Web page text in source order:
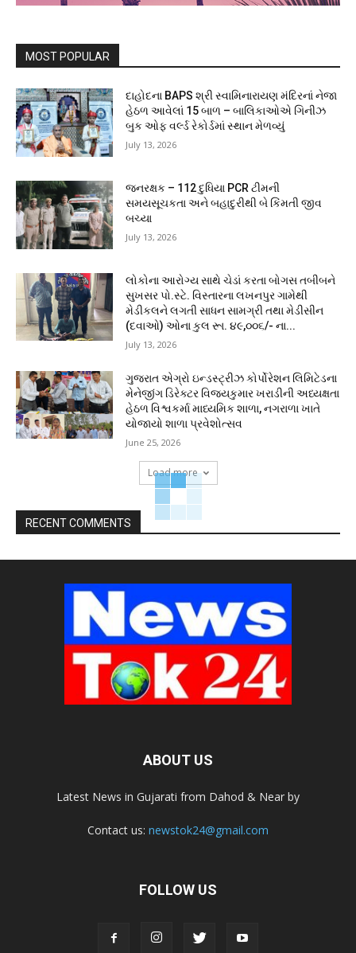
MOST POPULAR
દાહોદના BAPS શ્રી સ્વામિનારાયણ મંદિરનાં નેજા
હેઠળ આવેલાં 15 બાળ – બાલિકાઓએ ગિનીઝ
બુક ઓફ વર્લ્ડ રેકોર્ડમાં સ્થાન મેળવ્યું
July 13, 2026
જનરક્ષક – 112 દુધિયા PCR ટીમની
સમયસૂચકતા અને બહાદુરીથી બે કિંમતી જીવ
બચ્યા
July 13, 2026
લોકોના આરોગ્ય સાથે ચેડાં કરતા બોગસ તબીબને
સુખસર પો.સ્ટે. વિસ્તારના લખનપુર ગામેથી
મેડીકલને લગતી સાધન સામગ્રી તથા મેડીસીન
(દવાઓ) ઓના કુલ રૂા. ૪૯,૦૦૬/- ના...
July 13, 2026
ગુજરાત એગ્રો ઇન્ડસ્ટ્રીઝ કોર્પોરેશન લિમિટેડના
મેનેજીંગ ડિરેક્ટર વિજયકુમાર ખરાડીની અધ્યક્ષતા
હેઠળ વિશ્વકર્મા માધ્યમિક શાળા, નગરાળા ખાતે
યોજાયો શાળા પ્રવેશોત્સવ
June 25, 2026
Load more
RECENT COMMENTS
ABOUT US
Latest News in Gujarati from Dahod & Near by
Contact us: newstok24@gmail.com
FOLLOW US